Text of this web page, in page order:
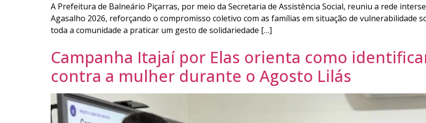
A Prefeitura de Balneário Piçarras, por meio da Secretaria de Assistência Social, reuniu a rede
Agasalho 2026, reforçando o compromisso coletivo com as famílias em situação de vulnerabilidade
toda a comunidade a praticar um gesto de solidariedade […]
Campanha Itajaí por Elas orienta como
contra a mulher durante o Agosto Lilás